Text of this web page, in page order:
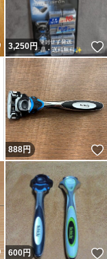
いいね！
3,250円
いいね！
888円
いいね！
600円